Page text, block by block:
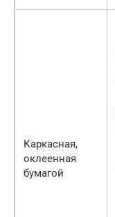
Каркасная,
оклеенная
бумагой